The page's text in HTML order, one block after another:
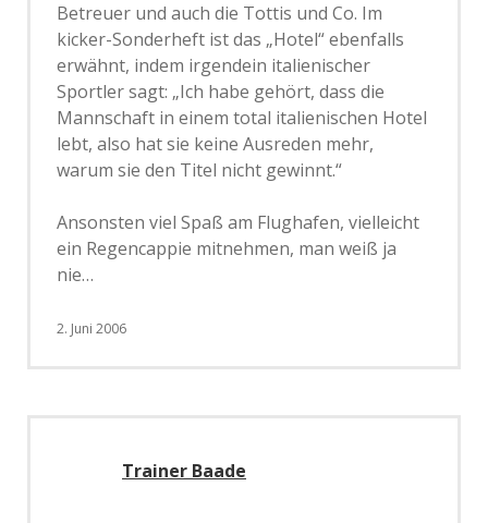
Betreuer und auch die Tottis und Co. Im
kicker-Sonderheft ist das „Hotel“ ebenfalls
erwähnt, indem irgendein italienischer
Sportler sagt: „Ich habe gehört, dass die
Mannschaft in einem total italienischen Hotel
lebt, also hat sie keine Ausreden mehr,
warum sie den Titel nicht gewinnt.“
Ansonsten viel Spaß am Flughafen, vielleicht
ein Regencappie mitnehmen, man weiß ja
nie…
2. Juni 2006
Trainer Baade